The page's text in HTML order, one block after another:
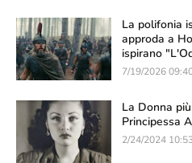
La polifonia
approda a
ispirano
7/19/2026
La Donna
Principessa
2/24/2024